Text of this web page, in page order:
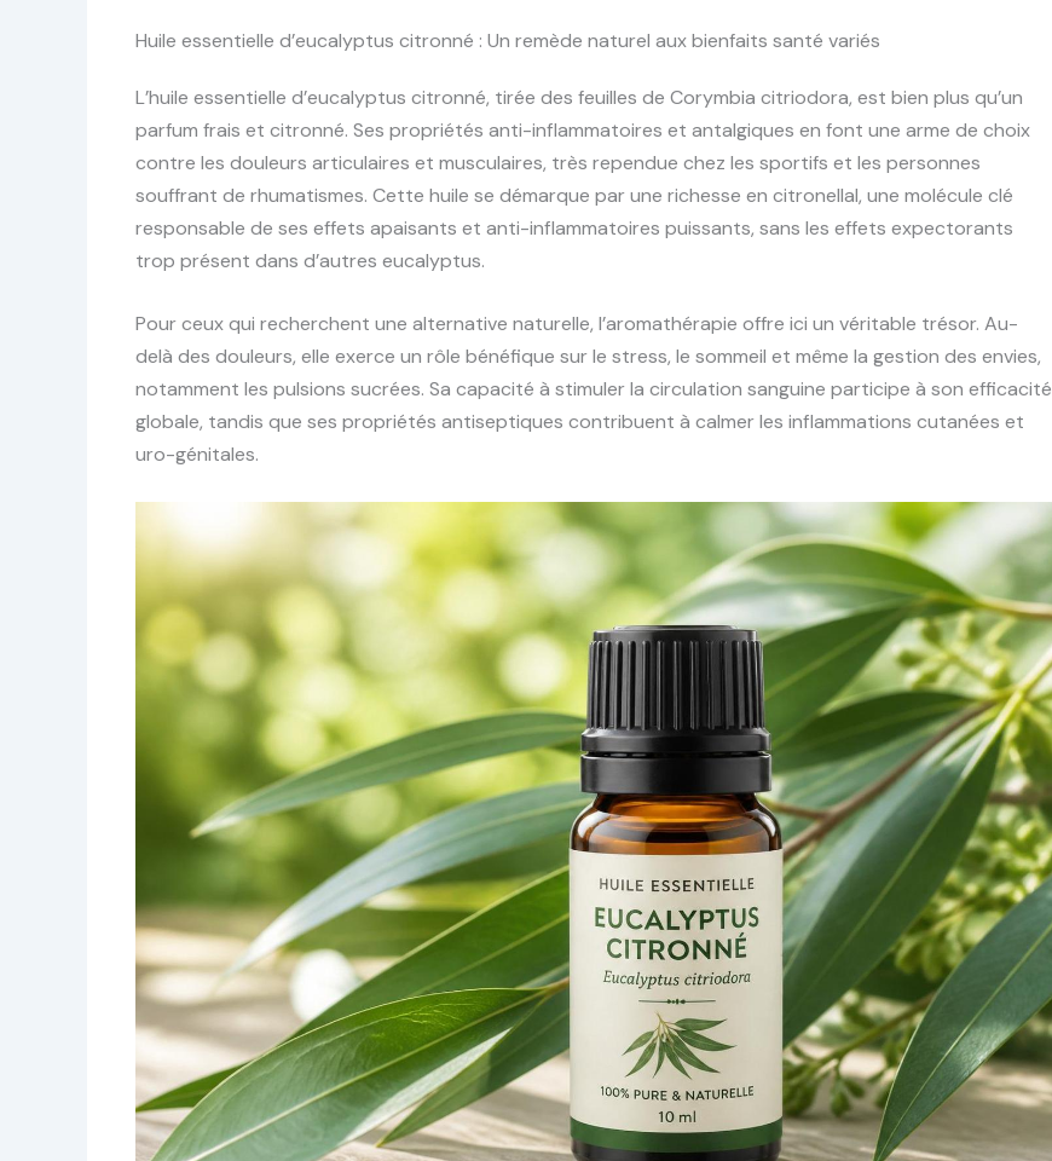
Huile essentielle d’eucalyptus citronné : Un remède naturel aux bienfaits santé variés
L’huile essentielle d’eucalyptus citronné, tirée des feuilles de Corymbia citriodora, est bien plus qu’un
parfum frais et citronné. Ses propriétés anti-inflammatoires et antalgiques en font une arme de choix
contre les douleurs articulaires et musculaires, très rependue chez les sportifs et les personnes
souffrant de rhumatismes. Cette huile se démarque par une richesse en citronellal, une molécule clé
responsable de ses effets apaisants et anti-inflammatoires puissants, sans les effets expectorants
trop présent dans d’autres eucalyptus.
Pour ceux qui recherchent une alternative naturelle, l’aromathérapie offre ici un véritable trésor. Au-
delà des douleurs, elle exerce un rôle bénéfique sur le stress, le sommeil et même la gestion des envies,
notamment les pulsions sucrées. Sa capacité à stimuler la circulation sanguine participe à son efficacité
globale, tandis que ses propriétés antiseptiques contribuent à calmer les inflammations cutanées et
uro-génitales.